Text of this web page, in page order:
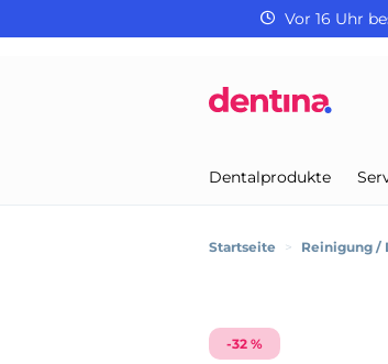
Vor 16 Uhr
Dentalprodukte
Startseite > Reinigung /
-32 %